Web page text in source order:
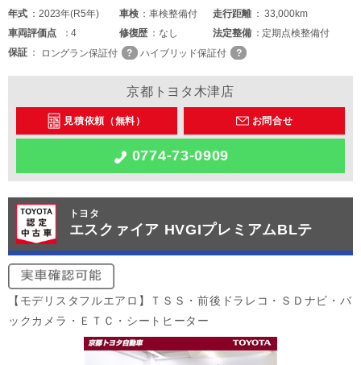
年式 2023年(R5年) 車検 車検整備付 走行距離
33,000km
車両評価点 4 修復歴 なし 法定整備
定期点検整備付
保証
ロングラン保証付 ハイブリッド保証付
京都トヨタ木津店
見積依頼（無料） お問合せ
0774-73-0909
トヨタ
エスクァイア HVGIプレミアムBLテ
【モデリスタフルエアロ】ＴＳＳ・前後ドラレコ・ＳＤナビ・バ
ックカメラ・ＥＴＣ・シートヒーター